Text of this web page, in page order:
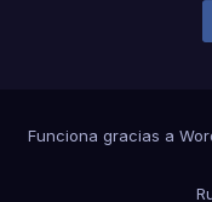
Funciona gracias a